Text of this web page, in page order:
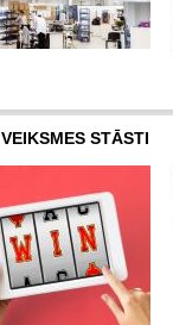
VEIKSMES STĀSTI